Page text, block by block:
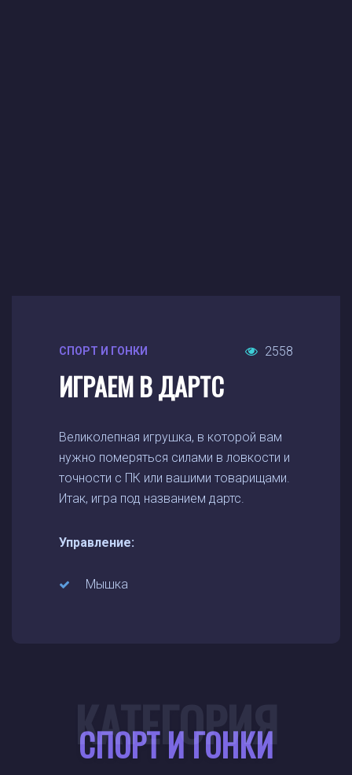
СПОРТ И ГОНКИ 2558
ИГРАЕМ В ДАРТС
Великолепная игрушка, в которой вам
нужно померяться силами в ловкости и
точности с ПК или вашими товарищами.
Итак, игра под названием дартс.
Управление:
Мышка
СПОРТ И ГОНКИ
КАТЕГОРИЯ